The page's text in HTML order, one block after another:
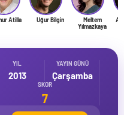
Atilla Uğur Bilgin
Meltem
Yılmazkaya
YIL
2013
YAYIN GÜNÜ
Çarşamba
SKOR
7